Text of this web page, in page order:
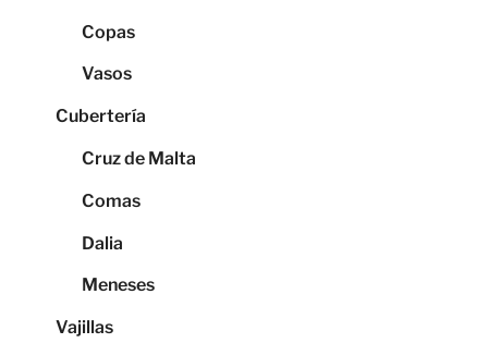
Copas
Vasos
Cubertería
Cruz de Malta
Comas
Dalia
Meneses
Vajillas